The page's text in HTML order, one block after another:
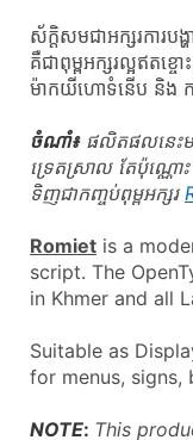
ស័ក្តិសមជាអក្សរការប
គឺជាពុម្ពអក្សរល្អឥតខ្
ម៉ាកយីហោទំនើប និង ក
ចំណាំ៖ ផលិតផលនេះមា
ទ្រេតស្រាល​ តែប៉ុណ្ណោ
ទិញជាកញ្ចប់ពុម្ពអក្សរ
Romiet is a
script. The
in Khmer and all
Suitable as
for menus, signs,
NOTE: This